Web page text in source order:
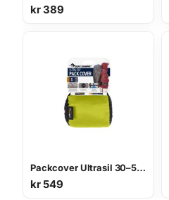
kr389
Packcover Ultrasil 30–50L regntrekk
kr549